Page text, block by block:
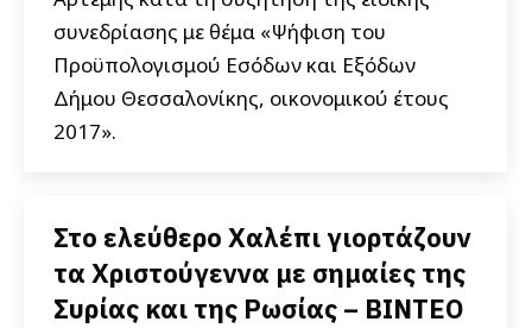
συνεδρίασης με θέμα «Ψήφιση του
Προϋπολογισμού Εσόδων και Εξόδων
Δήμου Θεσσαλονίκης, οικονομικού έτους
2017».
Στο ελεύθερο Χαλέπι γιορτάζουν
τα Χριστούγεννα με σημαίες της
Συρίας και της Ρωσίας – ΒΙΝΤΕΟ